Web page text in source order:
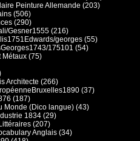
Peinture Allemande (203)
(506)
(290)
Gesner1555 (216)
georges (55)
175101 (54)
Métaux (75)
Architecte (266)
(37)
(187)
Monde (Dico langue) (43)
1834 (29)
(207)
Anglais (34)